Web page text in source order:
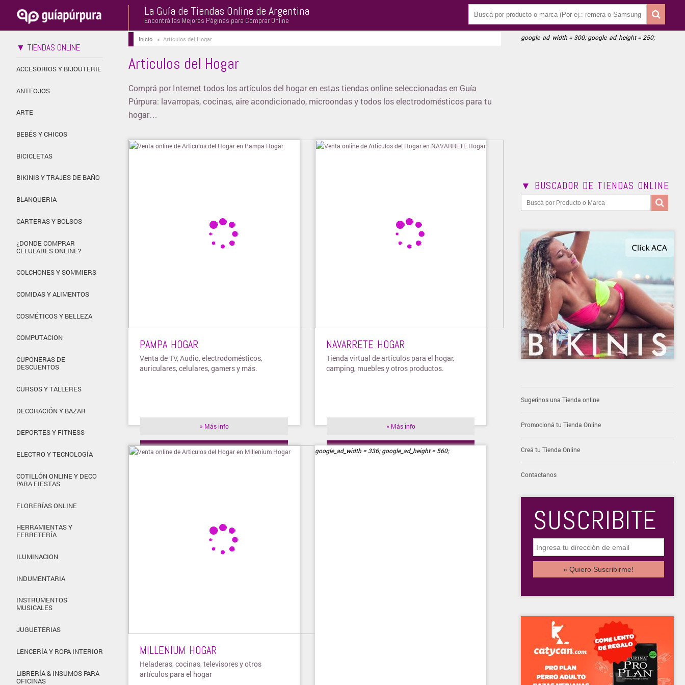
La Guía de Tiendas Online de Argentina
Encontrá las Mejores Páginas para Comprar Online
▼ TIENDAS ONLINE
ACCESORIOS Y BIJOUTERIE
ANTEOJOS
ARTE
BEBÉS Y CHICOS
BICICLETAS
BIKINIS Y TRAJES DE BAÑO
BLANQUERIA
CARTERAS Y BOLSOS
¿DONDE COMPRAR
CELULARES ONLINE?
COLCHONES Y SOMMIERS
COMIDAS Y ALIMENTOS
COSMÉTICOS Y BELLEZA
COMPUTACION
CUPONERAS DE
DESCUENTOS
CURSOS Y TALLERES
DECORACIÓN Y BAZAR
DEPORTES Y FITNESS
ELECTRO Y TECNOLOGÍA
COTILLÓN ONLINE Y DECO
PARA FIESTAS
FLORERÍAS ONLINE
HERRAMIENTAS Y
FERRETERÍA
ILUMINACION
INDUMENTARIA
INSTRUMENTOS
MUSICALES
JUGUETERIAS
LENCERÍA Y ROPA INTERIOR
LIBRERÍA & INSUMOS PARA
OFICINAS
Inicio> Articulos del Hogar
Articulos del Hogar
Comprá por Internet todos los artículos del hogar en estas tiendas online seleccionadas en Guía
Púrpura: lavarropas, cocinas, aire acondicionado, microondas y todos los electrodomésticos para tu
hogar…
PAMPA HOGAR
Venta de TV, Audio, electrodomésticos,
auriculares, celulares, gamers y más.
» Más info
» Visitar tienda
NAVARRETE HOGAR
Tienda virtual de artículos para el hogar,
camping, muebles y otros productos.
» Más info
» Visitar tienda
MILLENIUM HOGAR
Heladeras, cocinas, televisores y otros
artículos para el hogar
google_ad_width = 336; google_ad_height = 560;
google_ad_width = 300; google_ad_height = 250;
▼ BUSCADOR DE TIENDAS ONLINE
Sugerinos una Tienda online
Promocioná tu Tienda Online
Creá tu Tienda Online
Contactanos
SUSCRIBITE